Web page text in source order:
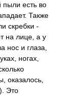
есть во
Также
скребки -
на лице, а у
нос и глаза,
ногах,
оказалось,
Это